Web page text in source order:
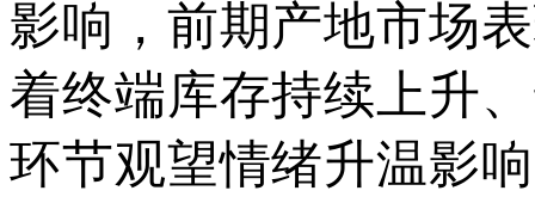
影响，前期产地市场
着终端库存持续上升
环节观望情绪升温影